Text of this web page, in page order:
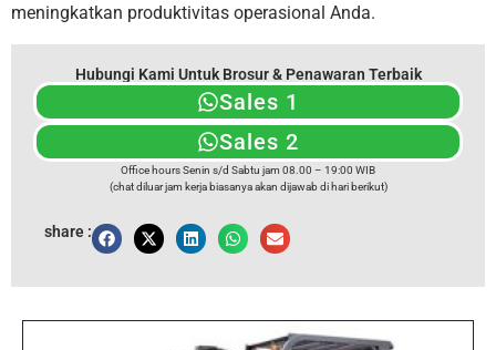
meningkatkan produktivitas operasional Anda.
Hubungi Kami Untuk Brosur & Penawaran Terbaik
Sales 1
Sales 2
Office hours Senin s/d Sabtu jam 08.00 – 19:00 WIB
(chat diluar jam kerja biasanya akan dijawab di hari berikut)
share :